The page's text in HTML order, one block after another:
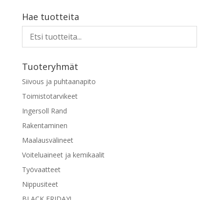
Hae tuotteita
Tuoteryhmät
Siivous ja puhtaanapito
Toimistotarvikeet
Ingersoll Rand
Rakentaminen
Maalausvälineet
Voiteluaineet ja kemikaalit
Työvaatteet
Nippusiteet